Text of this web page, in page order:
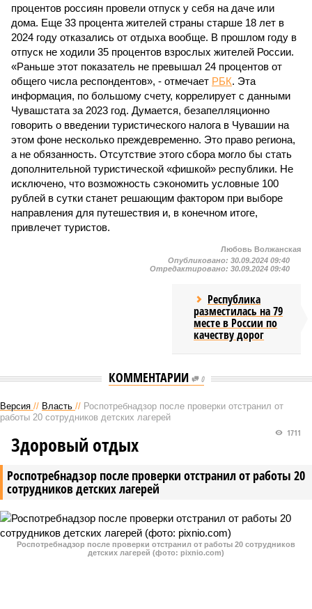
процентов россиян провели отпуск у себя на даче или
дома. Еще 33 процента жителей страны старше 18 лет в
2024 году отказались от отдыха вообще. В прошлом году в
отпуск не ходили 35 процентов взрослых жителей России.
«Раньше этот показатель не превышал 24 процентов от
общего числа респондентов», - отмечает РБК. Эта
информация, по большому счету, коррелирует с данными
Чувашстата за 2023 год. Думается, безапелляционно
говорить о введении туристического налога в Чувашии на
этом фоне несколько преждевременно. Это право региона,
а не обязанность. Отсутствие этого сбора могло бы стать
дополнительной туристической «фишкой» республики. Не
исключено, что возможность сэкономить условные 100
рублей в сутки станет решающим фактором при выборе
направления для путешествия и, в конечном итоге,
привлечет туристов.
Любовь Волжанская
Опубликовано: 30.09.2024 09:40
Отредактировано: 30.09.2024 09:40
Республика
разместилась на 79
месте в России по
качеству дорог
КОММЕНТАРИИ 0
Версия // Власть // Роспотребнадзор после проверки отстранил от
работы 20 сотрудников детских лагерей
Роспотребнадзор после проверки отстранил от работы 20
сотрудников детских лагерей
1711
Здоровый отдых
Роспотребнадзор после проверки отстранил от работы 20 сотрудников
детских лагерей (фото: pixnio.com)